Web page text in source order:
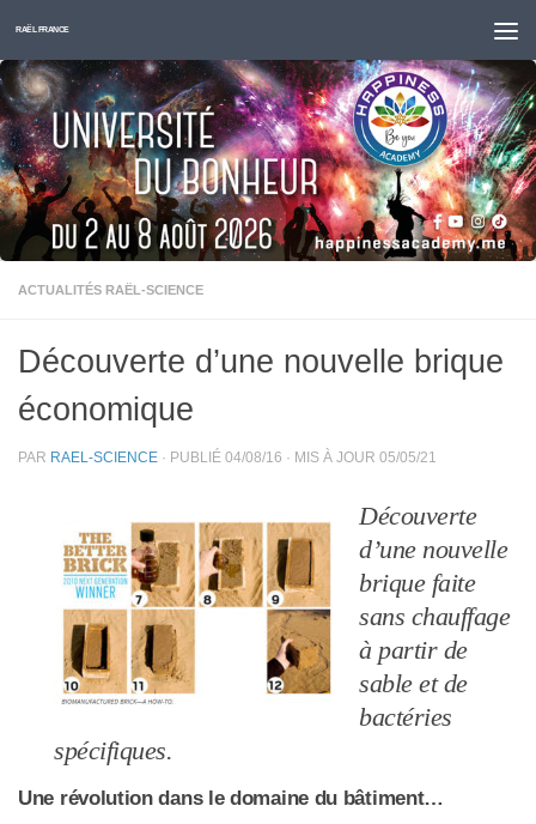
Skip to content
RAËL FRANCE
ACTUALITÉS RAËL-SCIENCE
Découverte d’une nouvelle brique
économique
PAR RAEL-SCIENCE · PUBLIÉ 04/08/16 · MIS À JOUR 05/05/21
Découverte
d’une nouvelle
brique faite
sans chauffage
à partir de
sable et de
bactéries
spécifiques.
Une révolution dans le domaine du bâtiment…